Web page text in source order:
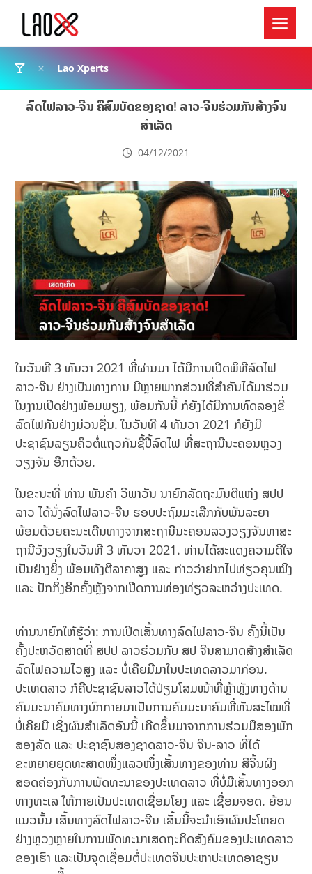
Lao Xperts
ລົດໄຟລາວ-ຈີນ ຄືສົມບັດຂອງຊາດ! ລາວ-ຈີນຮ່ວມກັນສ້າງຈົນ
ສຳເລັດ
04/12/2021
ໃນວັນທີ 3 ທັນວາ 2021 ທີ່ຜ່ານມາ ໄດ້ມີການເປີດພິທີລົດໄຟ
ລາວ-ຈີນ ຢ່າງເປັນທາງການ ມີຫຼາຍພາກສ່ວນທີ່ສຳຄັນໄດ້ມາຮ່ວມ
ໃນງານເປີດຢ່າງພ້ອມພຽງ, ພ້ອມກັນນີ້ ກໍຍັງໄດ້ມີການທົດລອງຂີ່
ລົດໄຟກັນຢ່າງມ່ວນຊື່ນ. ໃນວັນທີ 4 ທັນວາ 2021 ກໍຍັງມີ
ປະຊາຊົນລຽນຄິວຕໍ່ແຖວກັນຊື້ປີ້ລົດໄຟ ທີ່ສະຖານີນະຄອນຫຼວງ
ວຽງຈັນ ອີກດ້ວຍ.
ໃນຂະນະທີ່ ທ່ານ ພັນຄໍາ ວິພາວັນ ນາຍົກລັດຖະມົນຕີແຫ່ງ ສປປ
ລາວ ໄດ້ນັ່ງລົດໄຟລາວ-ຈີນ ຮອບປະຖົມມະເລີກກັບພັນລະຍາ
ພ້ອມດ້ວຍຄະນະເດີນທາງຈາກສະຖານີນະຄອນລວງວຽງຈັນຫາສະ
ຖານີວັງວຽງໃນວັນທີ 3 ທັນວາ 2021. ທ່ານໄດ້ສະແດງຄວາມດີໃຈ
ເປັນຢ່າງຍິ່ງ ພ້ອມທັງຕີລາຄາສູງ ແລະ ກ່າວວ່າຢາກໄປທ່ຽວຄຸນໝິງ
ແລະ ປັກກິ່ງອີກຄັ້ງຫຼັງຈາກເປີດການທ່ອງທ່ຽວລະຫວ່າງປະເທດ.
ທ່ານນາຍົກໃຫ້ຮູ້ວ່າ: ການເປີດເສັ້ນທາງລົດໄຟລາວ-ຈີນ ຄັ້ງນີ້ເປັນ
ຄັ້ງປະຫວັດສາດທີ່ ສປປ ລາວຮ່ວມກັບ ສປ ຈີນສາມາດສ້າງສໍາເລັດ
ລົດໄຟຄວາມໄວສູງ ແລະ ບໍ່ເຄີຍມີມາໃນປະເທດລາວມາກ່ອນ.
ປະເທດລາວ ກໍຄືປະຊາຊົນລາວໄດ້ປ່ຽນໂສມໜ້າທີ່ຫຼ້າຫຼັງທາງດ້ານ
ຄົມມະນາຄົມທາງບົກກາຍມາເປັນການຄົມມະນາຄົມທີ່ທັນສະໄໝທີ່
ບໍ່ເຄີຍມີ ເຊິ່ງຜົນສໍາເລັດອັນນີ້ ເກີດຂຶ້ນມາຈາກການຮ່ວມມືສອງພັກ
ສອງລັດ ແລະ ປະຊາຊົນສອງຊາດລາວ-ຈີນ ຈີນ-ລາວ ທີ່ໄດ້
ຂະຫຍາຍຍຸດທະສາດໜຶ່ງແລວໜຶ່ງເສັ້ນທາງຂອງທ່ານ ສີຈິ້ນຜິງ
ສອດຄ່ອງກັບການພັດທະນາຂອງປະເທດລາວ ທີ່ບໍ່ມີເສັ້ນທາງອອກ
ທາງທະເລ ໃຫ້ກາຍເປັນປະເທດເຊື່ອມໂຍງ ແລະ ເຊື່ອມຈອດ. ຍ້ອນ
ແນວນັ້ນ ເສັ້ນທາງລົດໄຟລາວ-ຈີນ ເສັ້ນນີ້ຈະນໍາເອົາຜົນປະໂຫຍດ
ຢ່າງຫຼວງຫຼາຍໃນການພັດທະນາເສດຖະກິດສັງຄົມຂອງປະເທດລາວ
ຂອງເຮົາ ແລະເປັນຈຸດເຊື່ອມຕໍ່ປະເທດຈີນປະຫາປະເທດອາຊຽນ